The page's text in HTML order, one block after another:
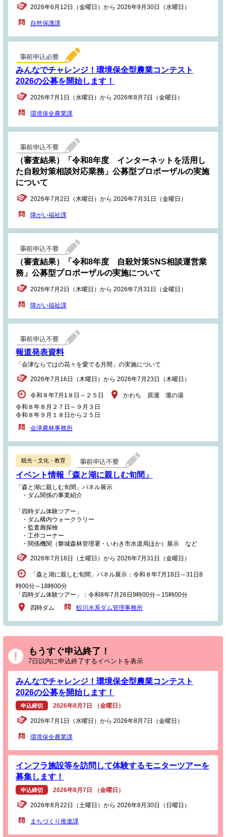
2026年6月12日（金曜日）から 2026年9月30日（水曜日）
自然保護課
みんなでチャレンジ！環境保全型農業コンテスト
2026の公募を開始します！
2026年7月1日（水曜日）から 2026年8月7日（金曜日）
環境保全農業課
（審査結果）「令和8年度 インターネットを活用し
た自殺対策相談対応業務」公募型プロポーザルの実施
について
2026年7月2日（木曜日）から 2026年7月31日（金曜日）
障がい福祉課
（審査結果）「令和8年度 自殺対策SNS相談運営業
務」公募型プロポーザルの実施について
2026年7月2日（木曜日）から 2026年7月31日（金曜日）
障がい福祉課
報道発表資料
「会津ならではの花々を愛でる月間」の実施について
2026年7月16日（木曜日）から 2026年7月23日（木曜日）
令和８年7月1８日～２５日
令和８年８月２７日～９月３日
令和８年９月１８日から２５日
かわち 原瀧 瀧の湯
会津農林事務所
観光・文化・教育
イベント情報「森と湖に親しむ旬間」
「森と湖に親しむ旬間」パネル展示
・ダム関係の事業紹介
「四時ダム体験ツアー」
・ダム構内ウォークラリー
・監査廊探検
・工作コーナー
・関係機関（磐城森林管理署・いわき市水道局ほか）展示 など
2026年7月18日（土曜日）から 2026年7月31日（金曜日）
「森と湖に親しむ旬間」パネル展示：令和８年7月18日～31日8
時00分～18時00分
「四時ダム体験ツアー」：令和8年7月26日9時00分～15時00分
四時ダム
鮫川水系ダム管理事務所
もうすぐ申込終了！
7日以内に申込終了するイベントを表示
みんなでチャレンジ！環境保全型農業コンテスト
2026の公募を開始します！
申込締切 2026年8月7日 （金曜日）
2026年7月1日（水曜日）から 2026年8月7日（金曜日）
環境保全農業課
インフラ施設等を訪問して体験するモニターツアーを
募集します！
申込締切 2026年8月7日 （金曜日）
2026年8月22日（土曜日）から 2026年8月30日（日曜日）
まちづくり推進課